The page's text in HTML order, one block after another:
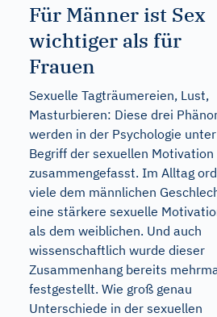
Für Männer ist Sex
wichtiger als für
Frauen
Sexuelle Tagträumereien, Lust,
Masturbieren: Diese drei
werden in der Psychologie
Begriff der sexuellen Motivation
zusammengefasst. Im Alltag
viele dem männlichen
eine stärkere sexuelle
als dem weiblichen. Und auch
wissenschaftlich wurde dieser
Zusammenhang bereits
festgestellt. Wie groß genau
Unterschiede in der sexuellen